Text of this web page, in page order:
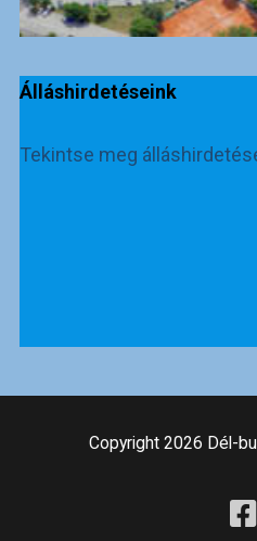
Álláshirdetéseink
Tekintse meg
Copyright 2026 Dél-